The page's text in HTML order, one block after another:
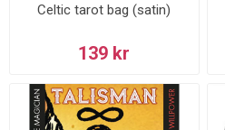
Celtic tarot bag (satin)
139 kr